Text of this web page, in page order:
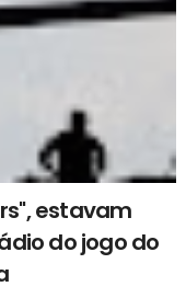
estavam
do jogo do